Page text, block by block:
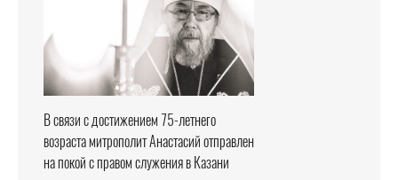
В связи с достижением 75-летнего
возраста митрополит Анастасий отправлен
на покой с правом служения в Казани